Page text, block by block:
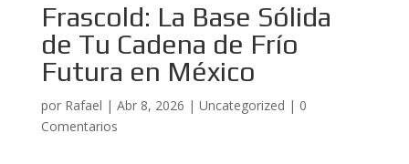
Frascold: La Base Sólida
de Tu Cadena de Frío
Futura en México
por Rafael | Abr 8, 2026 | Uncategorized | 0
Comentarios